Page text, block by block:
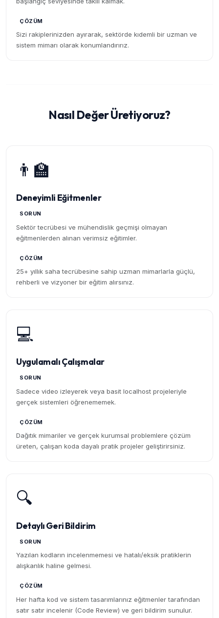
ÇÖZÜM
Sizi rakiplerinizden ayırarak, sektörde kıdemli bir uzman ve
sistem mimarı olarak konumlandırırız.
Nasıl Değer Üretiyoruz?
👨‍🏫
Deneyimli Eğitmenler
SORUN
Sektör tecrübesi ve mühendislik geçmişi olmayan
eğitmenlerden alınan verimsiz eğitimler.
ÇÖZÜM
25+ yıllık saha tecrübesine sahip uzman mimarlarla güçlü,
rehberli ve vizyoner bir eğitim alırsınız.
💻
Uygulamalı Çalışmalar
SORUN
Sadece video izleyerek veya basit localhost projeleriyle
gerçek sistemleri öğrenememek.
ÇÖZÜM
Dağıtık mimariler ve gerçek kurumsal problemlere çözüm
üreten, çalışan koda dayalı pratik projeler geliştirirsiniz.
🔍
Detaylı Geri Bildirim
SORUN
Yazılan kodların incelenmemesi ve hatalı/eksik pratiklerin
alışkanlık haline gelmesi.
ÇÖZÜM
Her hafta kod ve sistem tasarımlarınız eğitmenler tarafından
satır satır incelenir (Code Review) ve geri bildirim sunulur.